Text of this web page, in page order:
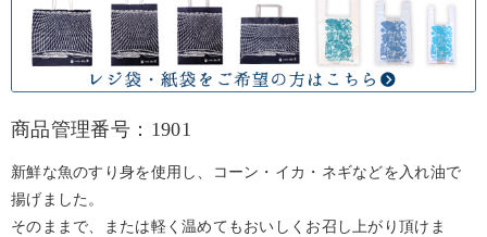
商品管理番号：1901
新鮮な魚のすり身を使用し、コーン・イカ・ネギなどを入れ油で
揚げました。
そのままで、または軽く温めてもおいしくお召し上がり頂けま